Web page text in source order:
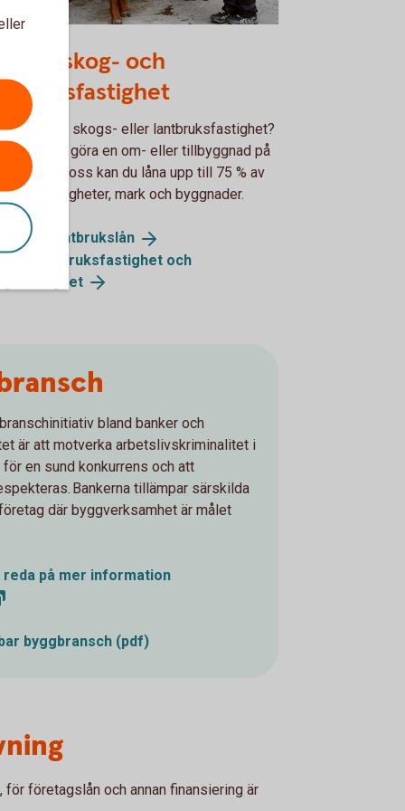
till skog- och
ni köpa en skogs- eller lantbruksfastighet?
ny eller göra en om- eller tillbyggnad på
gård? Hos oss kan du låna upp till 75 % av
på fastigheter, mark och byggnader.
och
lantbrukslån
till jordbruksfastighet och
bland banker och
är att motverka arbetslivskriminalitet i
en sund konkurrens och att
Bankerna tillämpar särskilda
där byggverksamhet är målet
reda på mer information
byggbransch (pdf)
företagslån och annan finansiering är